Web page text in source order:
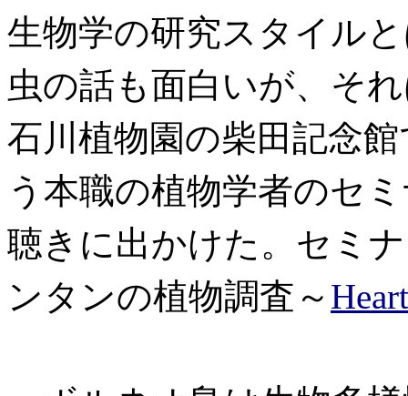
生物学の研究スタイル
虫の話も面白いが、そ
石川植物園の柴田記念
う本職の植物学者のセ
聴きに出かけた。セミ
ンタンの植物調査～